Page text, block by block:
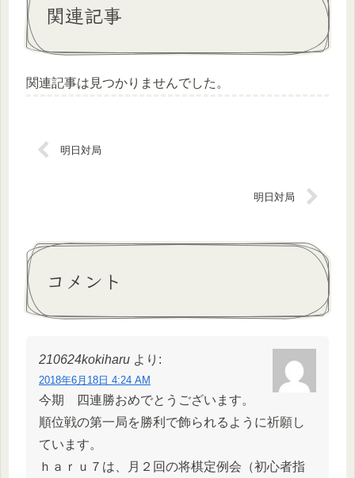
関連記事
関連記事は見つかりませんでした。
明日対局
明日対局
コメント
210624kokiharu より:
2018年6月18日 4:24 AM
今期 四連勝おめでとうございます。
順位戦の第一局を勝利で飾られるように祈願し
ています。
ｈａｒｕ７は、月２回の将棋定例会（初心者指